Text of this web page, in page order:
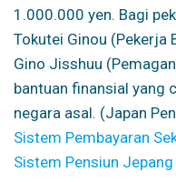
1.000.000 yen. Bagi
Tokutei Ginou (Pekerja
Gino Jisshuu
bantuan finansial yang
negara asal. (Japan
Sistem Pembayaran
Sistem Pensiun Jepang